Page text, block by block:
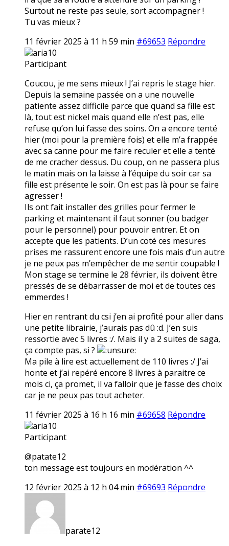
Surtout ne reste pas seule, sort accompagner !
Tu vas mieux ?
11 février 2025 à 11 h 59 min #69653 Répondre
aria10
Participant
Coucou, je me sens mieux ! J’ai repris le stage hier.
Depuis la semaine passée on a une nouvelle
patiente assez difficile parce que quand sa fille est
là, tout est nickel mais quand elle n’est pas, elle
refuse qu’on lui fasse des soins. On a encore tenté
hier (moi pour la première fois) et elle m’a frappée
avec sa canne pour me faire reculer et elle a tenté
de me cracher dessus. Du coup, on ne passera plus
le matin mais on la laisse à l’équipe du soir car sa
fille est présente le soir. On est pas là pour se faire
agresser !
Ils ont fait installer des grilles pour fermer le
parking et maintenant il faut sonner (ou badger
pour le personnel) pour pouvoir entrer. Et on
accepte que les patients. D’un coté ces mesures
prises me rassurent encore une fois mais d’un autre
je ne peux pas m’empêcher de me sentir coupable !
Mon stage se termine le 28 février, ils doivent être
pressés de se débarrasser de moi et de toutes ces
emmerdes !
Hier en rentrant du csi j’en ai profité pour aller dans
une petite librairie, j’aurais pas dû :d. J’en suis
ressortie avec 5 livres :/. Mais il y a 2 suites de saga,
ça compte pas, si ?
Ma pile à lire est actuellement de 110 livres :/ J’ai
honte et j’ai repéré encore 8 livres à paraitre ce
mois ci, ça promet, il va falloir que je fasse des choix
car je ne peux pas tout acheter.
11 février 2025 à 16 h 16 min #69658 Répondre
aria10
Participant
@patate12
ton message est toujours en modération ^^
12 février 2025 à 12 h 04 min #69693 Répondre
parate12